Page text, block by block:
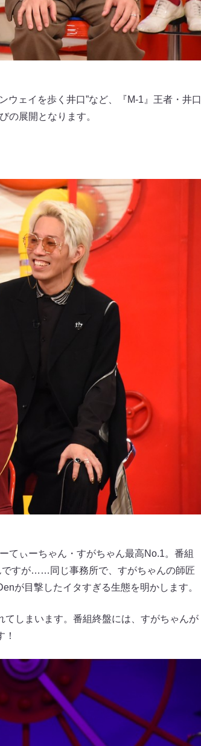
ウェイを歩く井口”など、『M-1』王者・井口
の展開となります。
てぃーちゃん・すがちゃん最高No.1。番組
ですが……同じ事務所で、すがちゃんの師匠
が目撃したイタすぎる生態を明かします。
てしまいます。番組終盤には、すがちゃんが